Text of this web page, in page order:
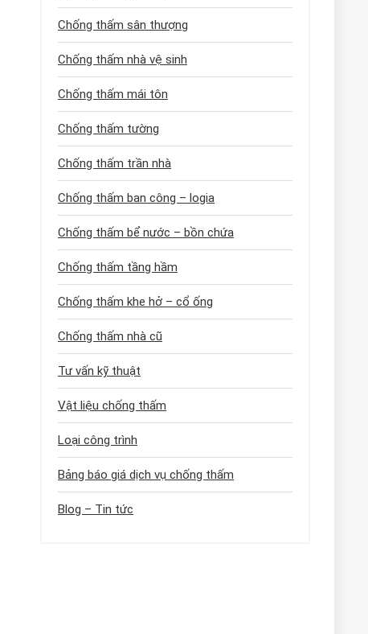
Chống thấm sân thượng
Chống thấm nhà vệ sinh
Chống thấm mái tôn
Chống thấm tường
Chống thấm trần nhà
Chống thấm ban công – logia
Chống thấm bể nước – bồn chứa
Chống thấm tầng hầm
Chống thấm khe hở – cổ ống
Chống thấm nhà cũ
Tư vấn kỹ thuật
Vật liệu chống thấm
Loại công trình
Bảng báo giá dịch vụ chống thấm
Blog – Tin tức